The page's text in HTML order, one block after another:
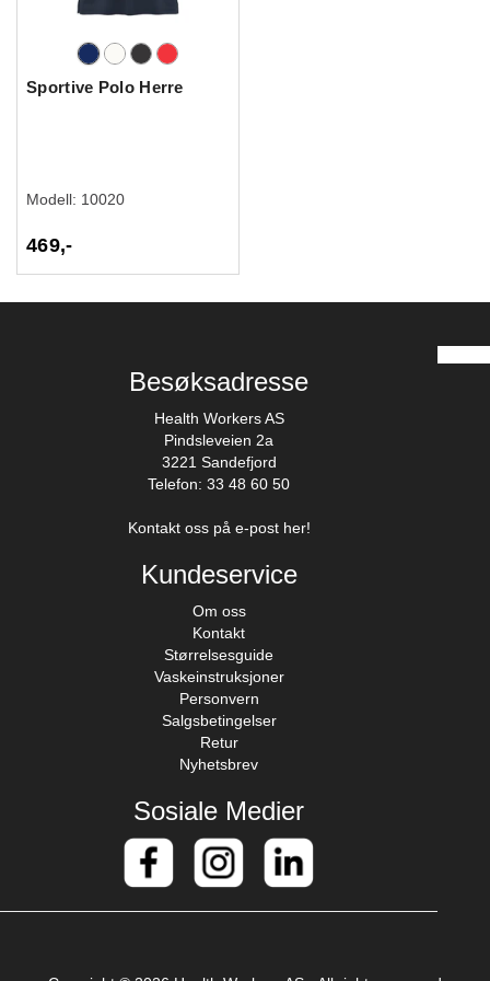
Sportive Polo Herre
Modell: 10020
469,-
Besøksadresse
Health Workers AS
Pindsleveien 2a
3221 Sandefjord
Telefon: 33 48 60 50
Kontakt oss på e-post her!
Kundeservice
Om oss
Kontakt
Størrelsesguide
Vaskeinstruksjoner
Personvern
Salgsbetingelser
Retur
Nyhetsbrev
Sosiale Medier